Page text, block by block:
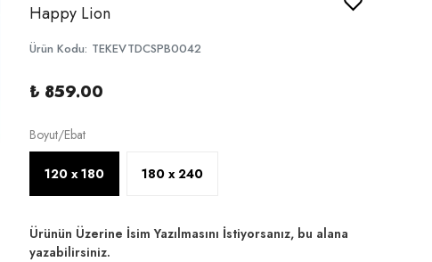
Happy Lion
Ürün Kodu: TEKEVTDCSPB0042
₺ 859.00
Boyut/Ebat
120 x 180 180 x 240
Ürünün Üzerine İsim Yazılmasını İstiyorsanız, bu alana
yazabilirsiniz.